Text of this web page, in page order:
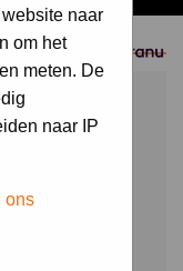
by
naar
om het
meten. De
naar IP
ons